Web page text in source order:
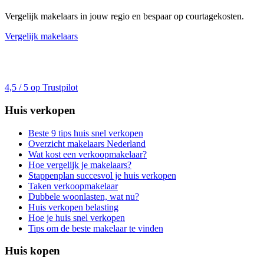
Vergelijk makelaars in jouw regio en bespaar op courtagekosten.
Vergelijk makelaars
4,5 / 5 op Trustpilot
Huis verkopen
Beste 9 tips huis snel verkopen
Overzicht makelaars Nederland
Wat kost een verkoopmakelaar?
Hoe vergelijk je makelaars?
Stappenplan succesvol je huis verkopen
Taken verkoopmakelaar
Dubbele woonlasten, wat nu?
Huis verkopen belasting
Hoe je huis snel verkopen
Tips om de beste makelaar te vinden
Huis kopen